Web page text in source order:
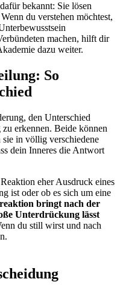
bekannt: Sie lösen
du verstehen möchtest,
machen, hilft dir
dazu weiter.
So
den Unterschied
erkennen. Beide können
in völlig verschiedene
dein Inneres die Antwort
eher Ausdruck eines
ist oder ob es sich um eine
bringt nach der
Unterdrückung lässt
du still wirst und nach